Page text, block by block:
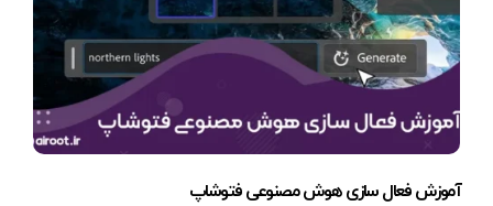
آموزش فعال سازی هوش مصنوعی فتوشاپ